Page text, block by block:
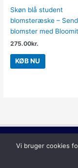
Skøn blå student
blomsteræske – Send
blomster med Bloomit
275.00kr.
KØB NU
Vi bruger cookies